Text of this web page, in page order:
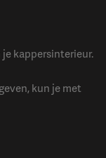
kappersinterieur.
kun je met